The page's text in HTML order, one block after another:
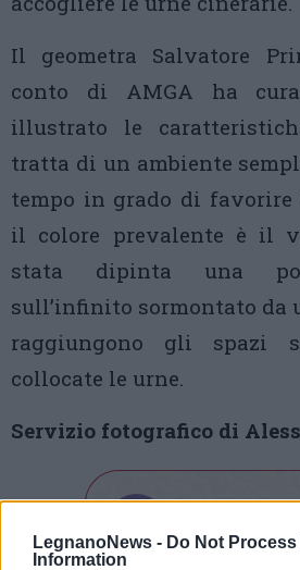
LegnanoNews - Do Not Process
Information
Il geometra Salvatore
conto di AMGA ha
illustrato le
tratta di un ambiente
tempo in grado di favorire
il colore prevalente è il
stata dipinta una
sull’infinito sormontato da
raggiungono gli spazi
collocate le urne.
Servizio fotografico di